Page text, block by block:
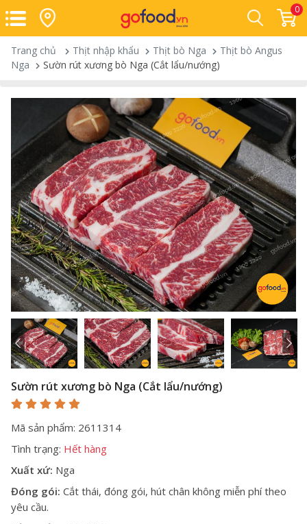
0
Trang chủ Thịt nhập khẩu Thịt bò Nga
Thịt bò Angus
Nga
Sườn rút xương bò Nga (Cắt lẩu/nướng)
Sườn rút xương bò Nga (Cắt lẩu/nướng)
Mã sản phẩm: 2611314
Tình trạng: Hết hàng
Xuất xứ: Nga
Đóng gói: Cắt thái, đóng gói, hút chân không miễn phí theo
yêu cầu.